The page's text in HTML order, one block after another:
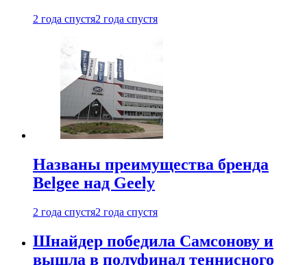
2 года спустя2 года спустя
Названы преимущества бренда
Belgee над Geely
2 года спустя2 года спустя
Шнайдер победила Самсонову и
вышла в полуфинал теннисного